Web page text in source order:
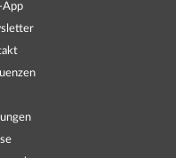
App